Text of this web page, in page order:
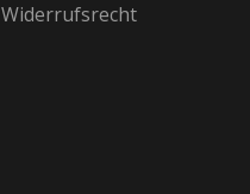
Widerrufsrecht